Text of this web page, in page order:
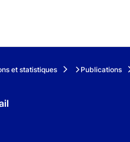
et statistiques Publications